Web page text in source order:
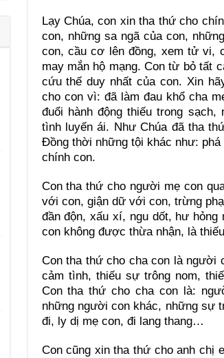
Lạy Chúa, con xin tha thứ cho
con, những sa ngã của con,
con, cầu cơ lên đồng, xem tử vi,
may mắn hộ mạng. Con từ bỏ tất
cứu thế duy nhất của con. Xin
cho con vì: đã làm đau khổ cha
đuổi hành động thiếu trong
tình luyến ái. Như Chúa đã tha
Ðồng thời những tội khác như:
chính con.
Con tha thứ cho người mẹ con
với con, giận dữ với con, trừng
đần độn, xấu xí, ngu dốt, hư
con không được thừa nhận, là
Con tha thứ cho cha con là người
cảm tình, thiếu sự trông nom,
Con tha thứ cho cha con là:
những người con khác, những sự
đi, ly dị mẹ con, đi lang thang…
Con cũng xin tha thứ cho anh chị